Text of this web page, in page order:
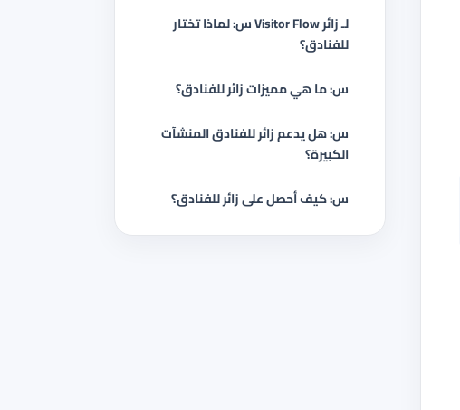
س: لماذا تختار Visitor Flow لـ زائر
للفنادق؟
س: ما هي مميزات زائر للفنادق؟
س: هل يدعم زائر للفنادق المنشآت
الكبيرة؟
س: كيف أحصل على زائر للفنادق؟